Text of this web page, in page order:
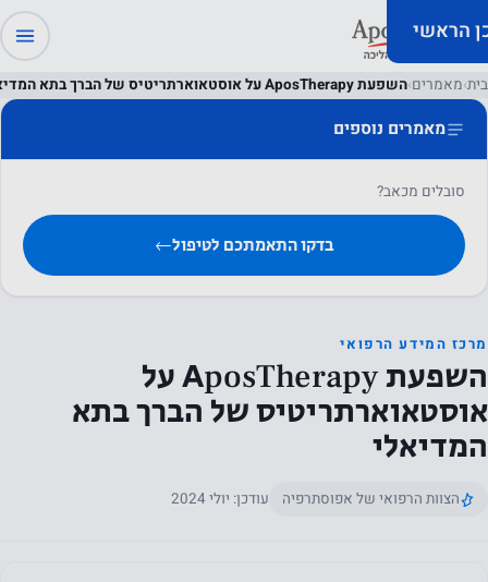
הראשי
בית›מאמרים›השפעת AposTherapy על אוסטאוארתריטיס של הברך בתא המדיאלי
מאמרים נוספים
סובלים מכאב?
בדקו התאמתכם לטיפול←
מרכז המידע הרפואי
השפעת AposTherapy על
אוסטאוארתריטיס של הברך בתא
המדיאלי
הצוות הרפואי של אפוסתרפיה עודכן: יולי 2024